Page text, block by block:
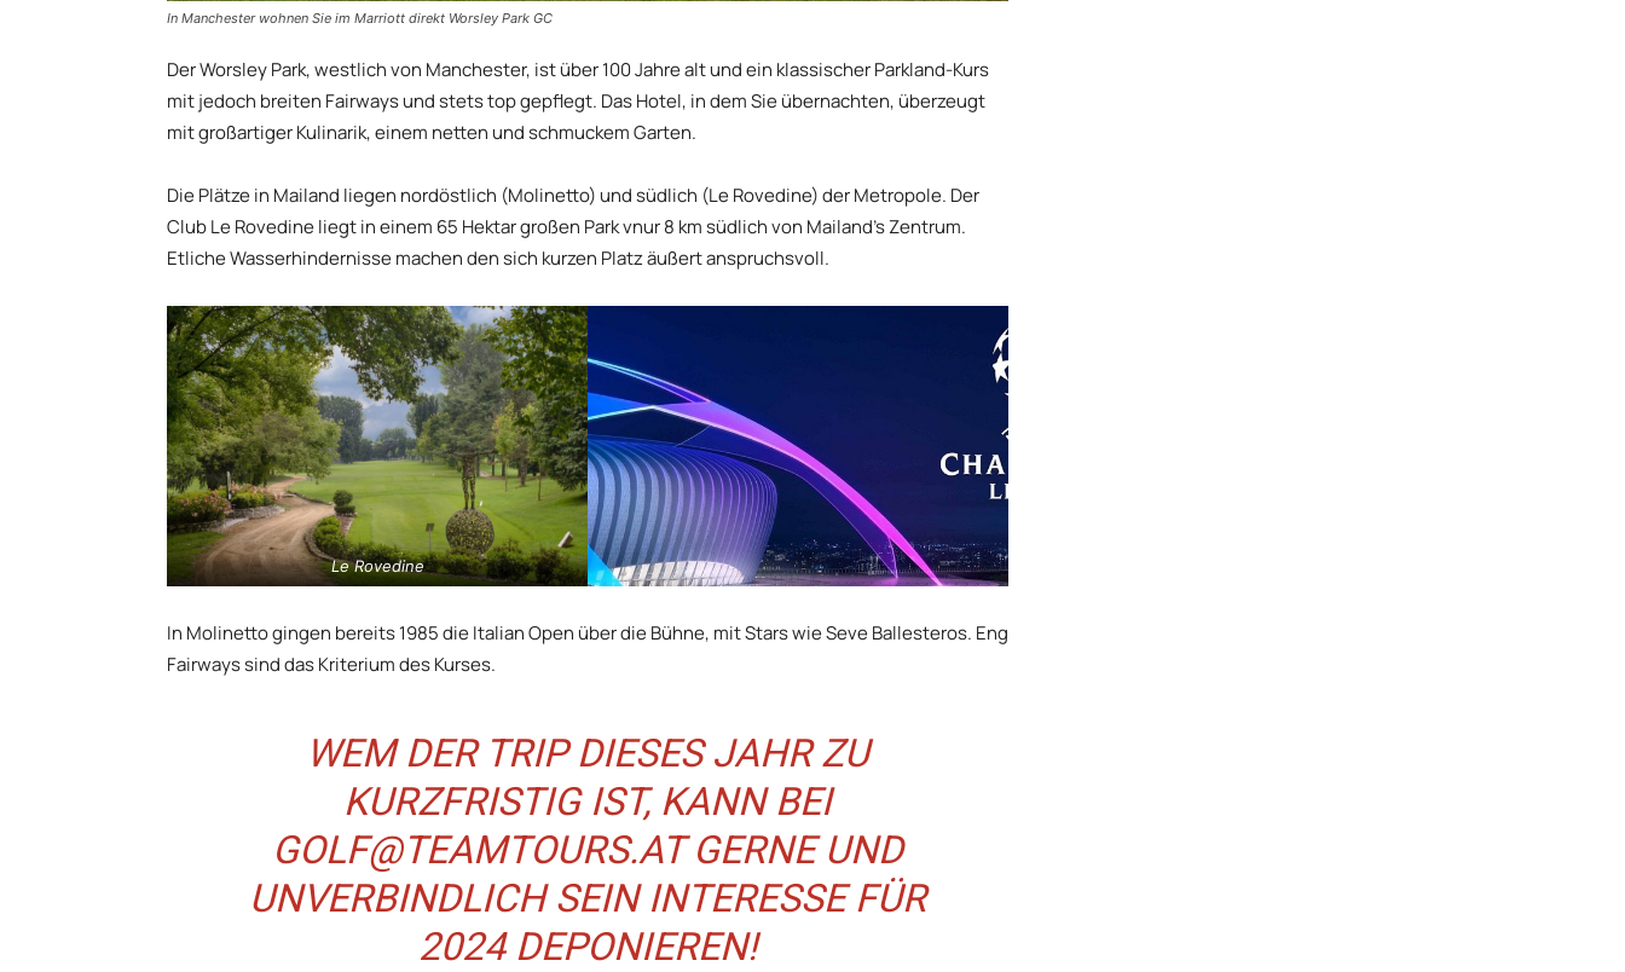
In Manchester wohnen Sie im Marriott direkt Worsley Park GC
Der Worsley Park, westlich von Manchester, ist über 100 Jahre alt und ein klassischer Parkland-Kurs
mit jedoch breiten Fairways und stets top gepflegt. Das Hotel, in dem Sie übernachten, überzeugt
mit großartiger Kulinarik, einem netten und schmuckem Garten.
Die Plätze in Mailand liegen nordöstlich (Molinetto) und südlich (Le Rovedine) der Metropole. Der
Club Le Rovedine liegt in einem 65 Hektar großen Park vnur 8 km südlich von Mailand’s Zentrum.
Etliche Wasserhindernisse machen den sich kurzen Platz äußert anspruchsvoll.
Le Rovedine
In Molinetto gingen bereits 1985 die Italian Open über die Bühne, mit Stars wie Seve Ballesteros. Eng
Fairways sind das Kriterium des Kurses.
WEM DER TRIP DIESES JAHR ZU
KURZFRISTIG IST, KANN BEI
GOLF@TEAMTOURS.ATGERNE UND
UNVERBINDLICH SEIN INTERESSE FÜR
2024 DEPONIEREN!